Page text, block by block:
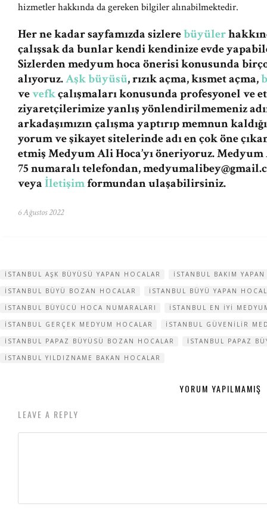
hizmetler hakkında da gereken bilgiler alınabilmektedir.
Her ne kadar sayfamızda sizlerebüyüler
çalışsak da bunlar kendi kendinize evde
Sizlerden medyum hoca önerisi konusunda
alıyoruz.Aşk büyüsü, rızık açma, kısmet açma,
vevefkçalışmaları konusunda profesyonel ve
ziyaretçilerimize yanlış yönlendirilmemeniz
arkadaşımızın çalışma yaptırıp memnun
yorum ve şikayet sitelerinde adı en çok öne
etmiş Medyum Ali Hoca’yı öneriyoruz. Medyum
75 numaralı telefondan,
veyaİletişimformundan ulaşabilirsiniz.
6 Ağustos 2022
ISTANBUL AŞK BÜYÜSÜ YAPAN HOCALAR
ISTANBUL BAKIM
ISTANBUL BÜYÜ BOZAN HOCALAR
ISTANBUL BÜYÜ YAPAN
ISTANBUL BÜYÜCÜ HOCA NUMARALARI
ISTANBUL EN IYI
ISTANBUL GERÇEK MEDYUM HOCALAR
ISTANBUL GÜVENILIR
ISTANBUL PAPAZ BÜYÜSÜ BOZAN HOCALAR
ISTANBUL PAPAZ
ISTANBUL YILDIZNAME BAKAN HOCALAR
YORUM YAPILMAMIŞ
LEAVE A REPLY